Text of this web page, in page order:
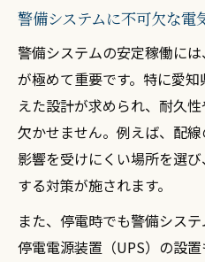
警備システムに不可欠な電
警備システムの安定稼働に
が極めて重要です。特に愛
えた設計が求められ、耐久
欠かせません。例えば、配
影響を受けにくい場所を選
する対策が施されます。
また、停電時でも警備シス
停電電源装置（UPS）の設